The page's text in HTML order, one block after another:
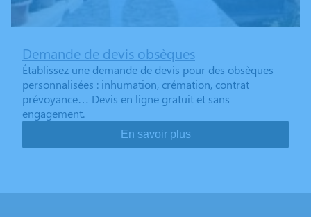
Demande de devis obsèques
Établissez une demande de devis pour des obsèques
personnalisées : inhumation, crémation, contrat
prévoyance… Devis en ligne gratuit et sans
engagement.
En savoir plus